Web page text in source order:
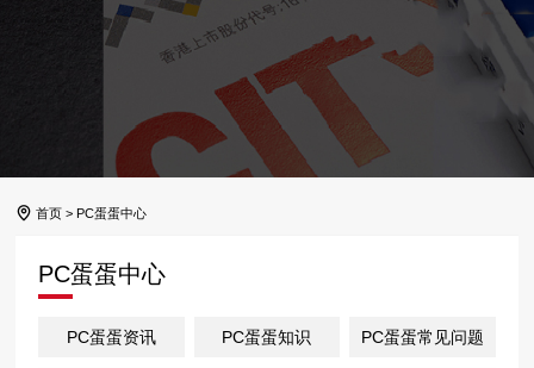
首页 >PC蛋蛋中心
PC蛋蛋中心
PC蛋蛋资讯 PC蛋蛋知识 PC蛋蛋常见问题